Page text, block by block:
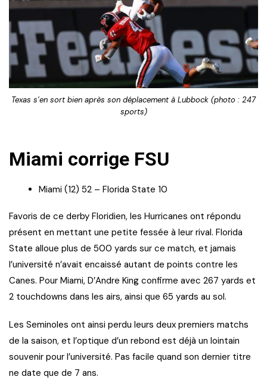
Texas s’en sort bien après son déplacement à Lubbock (photo : 247
sports)
Miami corrige FSU
Miami (12) 52 – Florida State 10
Favoris de ce derby Floridien, les Hurricanes ont répondu
présent en mettant une petite fessée à leur rival. Florida
State alloue plus de 500 yards sur ce match, et jamais
l’université n’avait encaissé autant de points contre les
Canes. Pour Miami, D’Andre King confirme avec 267 yards et
2 touchdowns dans les airs, ainsi que 65 yards au sol.
Les Seminoles ont ainsi perdu leurs deux premiers matchs
de la saison, et l’optique d’un rebond est déjà un lointain
souvenir pour l’université. Pas facile quand son dernier titre
ne date que de 7 ans.